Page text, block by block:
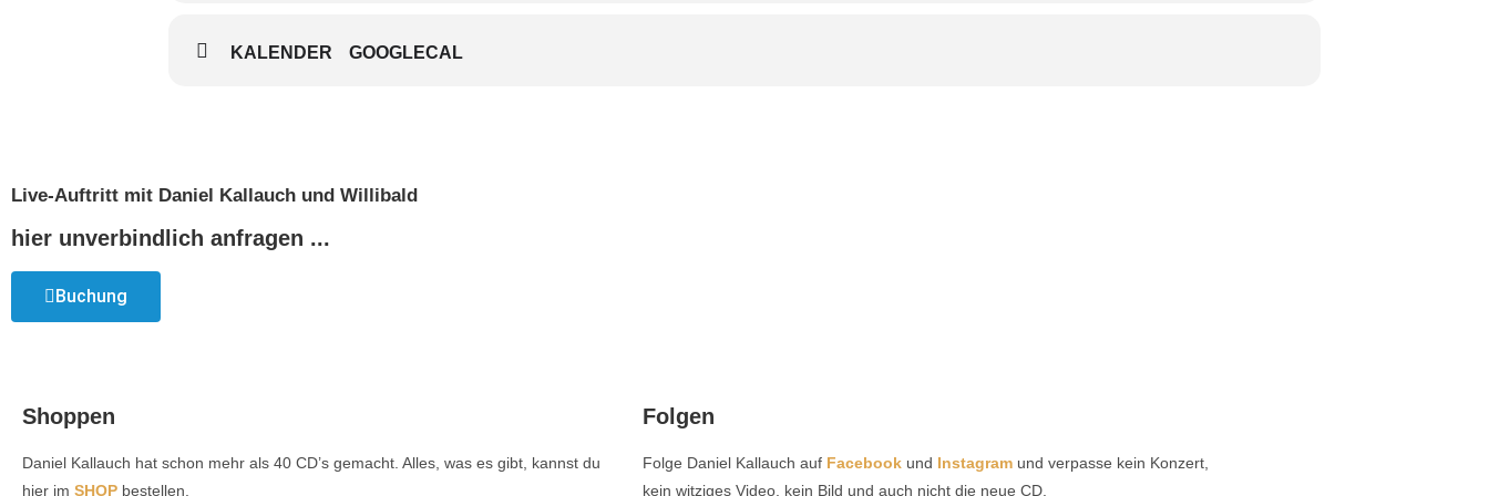
KALENDER GOOGLECAL
Live-Auftritt mit Daniel Kallauch und Willibald
hier unverbindlich anfragen ...
Buchung
Shoppen
Daniel Kallauch hat schon mehr als 40 CD’s gemacht. Alles, was es gibt, kannst du
hier im SHOP bestellen.
Folgen
Folge Daniel Kallauch auf Facebook und Instagram und verpasse kein Konzert,
kein witziges Video, kein Bild und auch nicht die neue CD.